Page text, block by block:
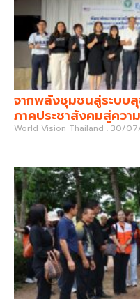
จากพลังชุมชนสู่ระบบ
ภาคประชาสังคมสู่ควา
World Vision Thailand 30/